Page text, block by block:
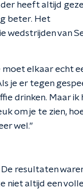
heeft altijd
beter. Het
wedstrijden van
moet elkaar echt
je er tegen
drinken. Maar ik
om je te zien,
wel.”
resultaten
niet altijd een